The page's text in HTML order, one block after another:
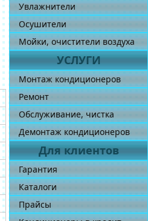
Увлажнители
Осушители
Мойки, очистители воздуха
УСЛУГИ
Монтаж кондиционеров
Ремонт
Обслуживание, чистка
Демонтаж кондиционеров
Для клиентов
Гарантия
Каталоги
Прайсы